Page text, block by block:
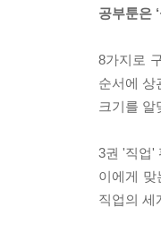
공부툰은
8가지로
순서에 상
크기를 알
3권 '직업'
이에게 맞
직업의 세